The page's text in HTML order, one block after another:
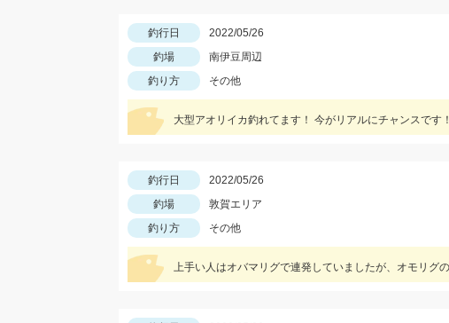
釣行日 2022/05/26
釣場
南伊豆周辺
釣り方
その他
大型アオリイカ釣れてます！ 今がリアルにチャンスです！
釣行日 2022/05/26
釣場
敦賀エリア
釣り方
その他